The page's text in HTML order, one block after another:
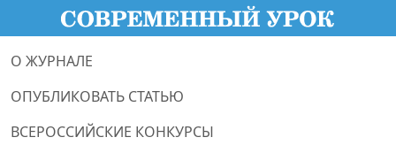
О ЖУРНАЛЕ
ОПУБЛИКОВАТЬ СТАТЬЮ
ВСЕРОССИЙСКИЕ КОНКУРСЫ